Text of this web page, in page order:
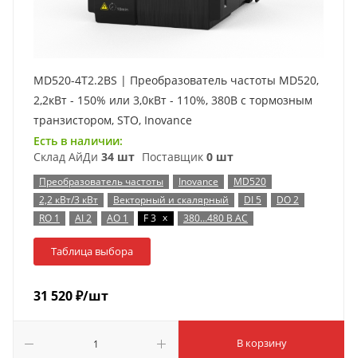
MD520-4T2.2BS | Преобразователь частоты MD520,
2,2кВт - 150% или 3,0кВт - 110%, 380В с тормозным
транзистором, STO, Inovance
Есть в наличии:
Склад АйДи 34 шт Поставщик 0 шт
Преобразователь частоты Inovance
MD520
2,2 кВт/3 кВт
Векторный и скалярный DI 5
DO 2
RO 1
AI 2 AO 1 F 3 x 380…480 В AC
Таблица выбора
31 520₽/шт
В корзину